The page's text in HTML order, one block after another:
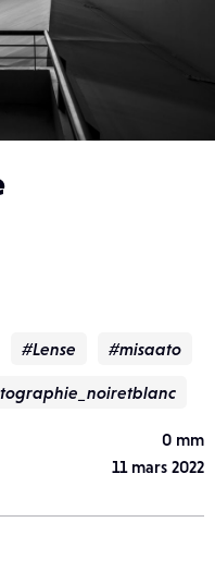
#Lense #misaato
0 mm
11 mars 2022